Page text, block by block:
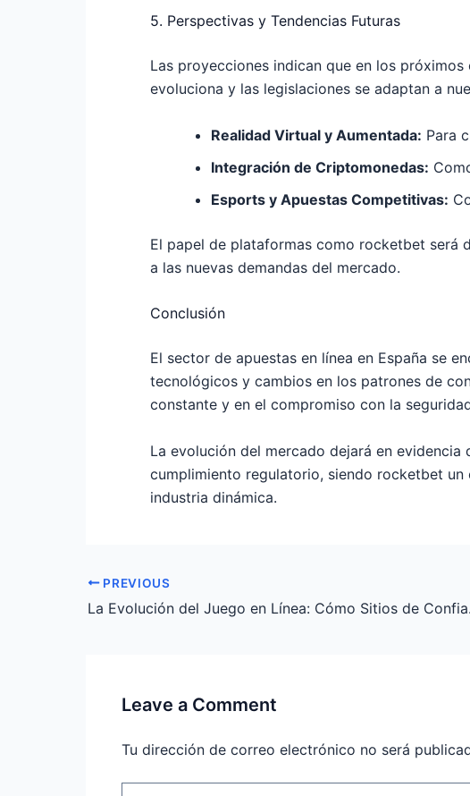
5. Perspectivas y Tendencias Futuras
Las proyecciones indican que en los
evoluciona y las legislaciones se adaptan a
Realidad Virtual y Aumentada: Para
Integración de Criptomonedas:
Esports y Apuestas Competitivas:
El papel de plataformas como rocketbet será
a las nuevas demandas del mercado.
Conclusión
El sector de apuestas en línea en España se
tecnológicos y cambios en los patrones de
constante y en el compromiso con la
La evolución del mercado dejará en
cumplimiento regulatorio, siendo rocketbet
industria dinámica.
PREVIOUS
La
Leave a Comment
Tu dirección de correo electrónico no será